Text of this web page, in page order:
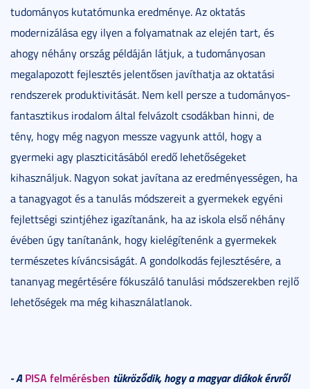
tudományos kutatómunka eredménye. Az oktatás
modernizálása egy ilyen a folyamatnak az elején tart, és
ahogy néhány ország példáján látjuk, a tudományosan
megalapozott fejlesztés jelentősen javíthatja az oktatási
rendszerek produktivitását. Nem kell persze a tudományos-
fantasztikus irodalom által felvázolt csodákban hinni, de
tény, hogy még nagyon messze vagyunk attól, hogy a
gyermeki agy plaszticitásából eredő lehetőségeket
kihasználjuk. Nagyon sokat javítana az eredményességen, ha
a tanagyagot és a tanulás módszereit a gyermekek egyéni
fejlettségi szintjéhez igazítanánk, ha az iskola első néhány
évében úgy tanítanánk, hogy kielégítenénk a gyermekek
természetes kíváncsiságát. A gondolkodás fejlesztésére, a
tananyag megértésére fókuszáló tanulási módszerekben rejlő
lehetőségek ma még kihasználatlanok.
- A PISA felmérésben tükröződik, hogy a magyar diákok érvről